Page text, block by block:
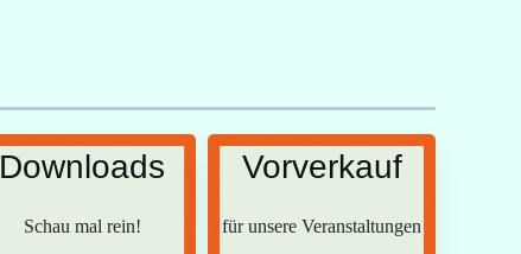
Downloads
Schau mal rein!
Vorverkauf
für unsere Veranstaltungen